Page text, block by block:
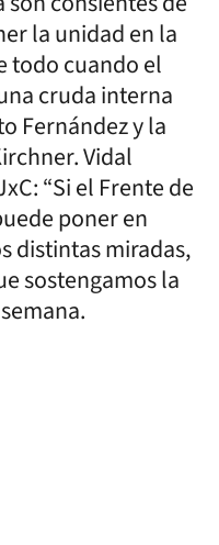
la unidad en la
todo cuando el
cruda interna
Fernández y la
Vidal
“Si el Frente de
poner en
distintas miradas,
sostengamos la